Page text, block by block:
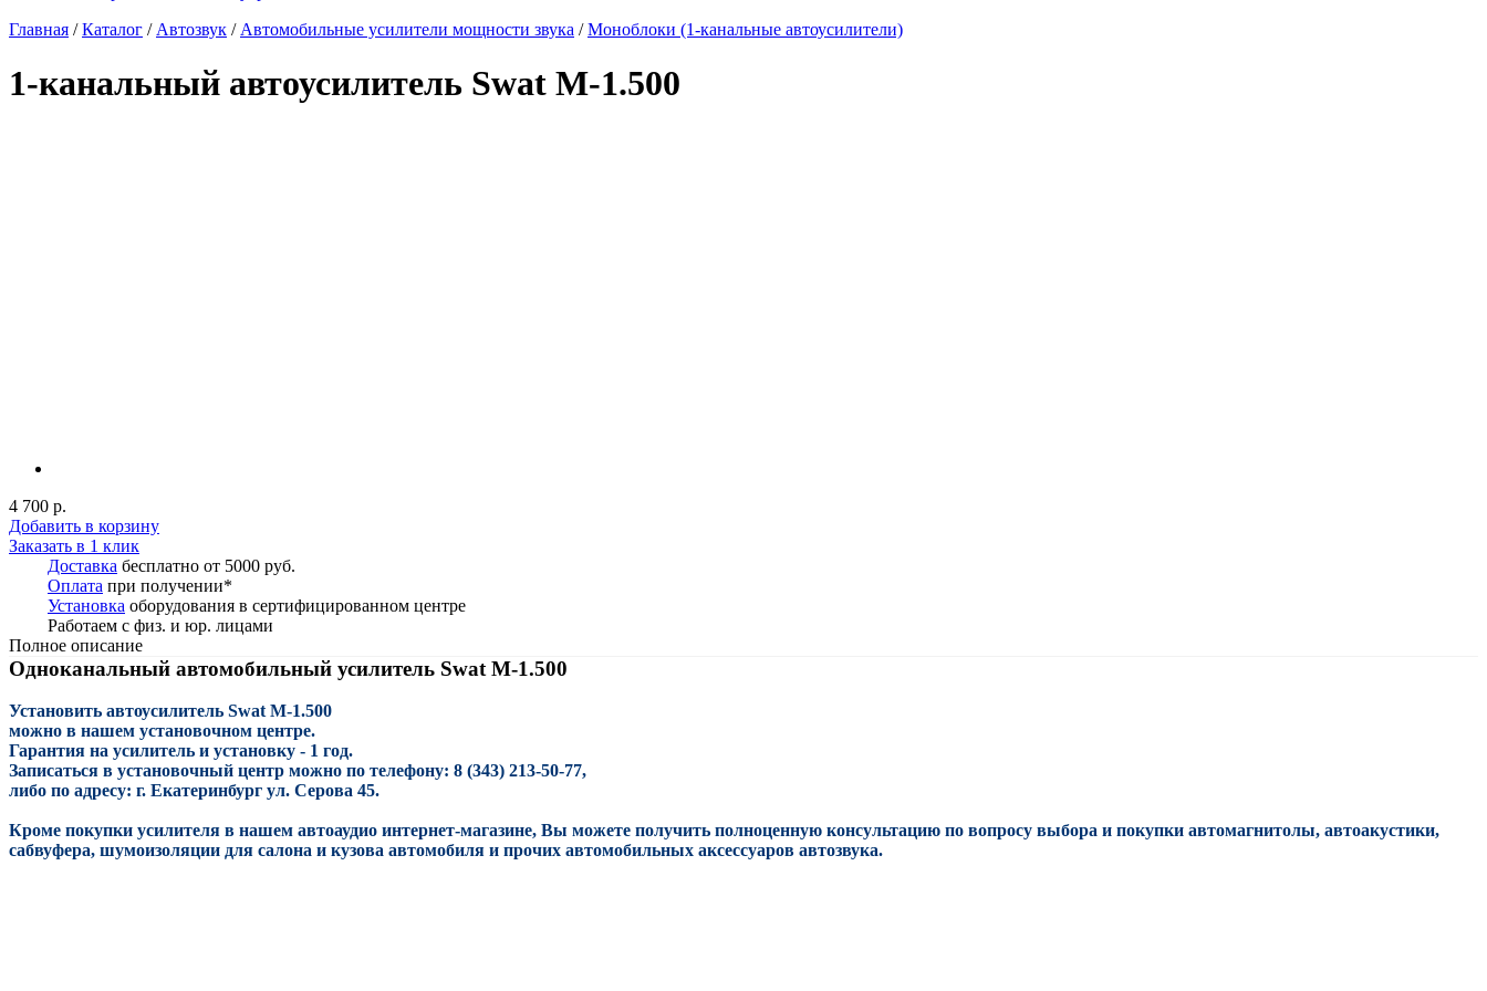
Главная /Каталог / Автозвук / Автомобильные усилители мощности звука /Моноблоки (1-канальные автоусилители)
1-канальный автоусилитель Swat M-1.500
4 700 р.
Добавить в корзину
Заказать в 1 клик
Доставка бесплатно от 5000 руб.
Оплата при получении*
Установка оборудования в сертифицированном центре
Работаем с физ. и юр. лицами
Полное описание
Одноканальный автомобильный усилитель Swat M-1.500
Установить автоусилитель Swat M-1.500
можно в нашем установочном центре.
Гарантия на усилитель и установку - 1 год.
Записаться в установочный центр можно по телефону: 8 (343) 213-50-77,
либо по адресу: г. Екатеринбург ул. Серова 45.
Кроме покупки усилителя в нашем автоаудио интернет-магазине, Вы можете получить полноценную консультацию по вопросу выбора и покупки автомагнитолы, автоакустики,
сабвуфера, шумоизоляции для салона и кузова автомобиля и прочих автомобильных аксессуаров автозвука.